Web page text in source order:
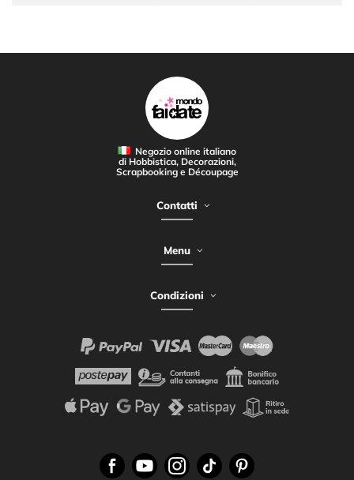
Negozio online italiano
di Hobbistica, Decorazioni,
Scrapbooking e Découpage
Contatti
Menu
Condizioni